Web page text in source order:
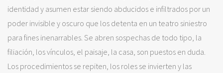
identidad y asumen estar siendo abducidos e infiltrados por un
poder invisible y oscuro que los detenta en un teatro siniestro
para fines inenarrables. Se abren sospechas de todo tipo, la
filiación, los vínculos, el paisaje, la casa, son puestos en duda.
Los procedimientos se repiten, los roles se invierten y las